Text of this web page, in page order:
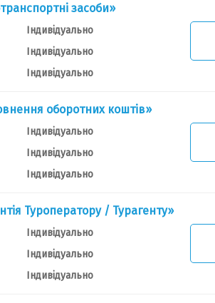
засоби»
Індивідуально
Індивідуально
Індивідуально
оборотних коштів»
Індивідуально
Індивідуально
Індивідуально
Туроператору / Турагенту»
Індивідуально
Індивідуально
Індивідуально